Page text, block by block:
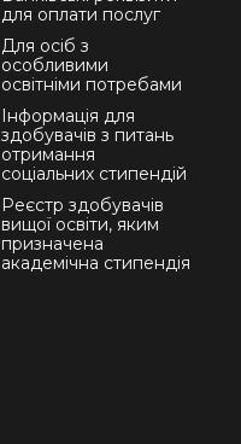
для оплати послуг
Для осіб з
особливими
освітніми потребами
Інформація для
здобувачів з питань
отримання
соціальних стипендій
Реєстр здобувачів
вищої освіти, яким
призначена
академічна стипендія